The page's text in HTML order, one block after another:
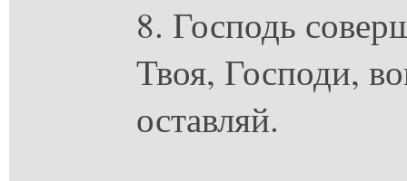
8. Господь
Твоя, Господи,
оставляй.